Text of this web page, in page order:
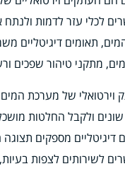
לכלי עזר לדמות
תאומים דיגיטליים
מתקני טיהור שפכים
וירטואלי של מערכת
ולקבל החלטות
דיגיטליים מספקים
לשירותים לצפות